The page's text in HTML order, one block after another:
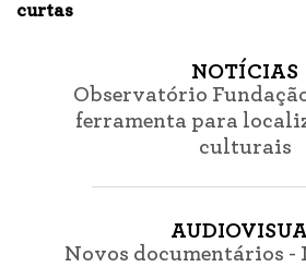
curtas
NOTÍCIAS
Observatório
ferramenta para
culturais
Novos documentários -